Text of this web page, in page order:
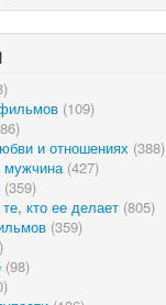
(109)
и отношениях (388)
(427)
(359)
кто ее делает (805)
(359)
(98)